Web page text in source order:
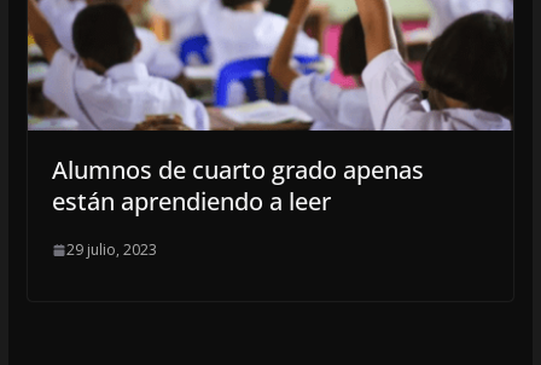
Alumnos de cuarto grado apenas
están aprendiendo a leer
29 julio, 2023